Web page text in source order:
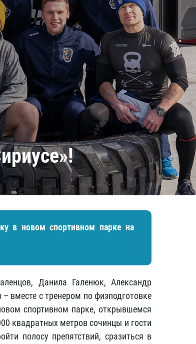
Юлаев
в новом спортивном парке на
Данила Галенюк, Александр
вместе с тренером по физподготовке
спортивном парке, открывшемся
квадратных метров сочинцы и гости
полосу препятствий, сразиться в